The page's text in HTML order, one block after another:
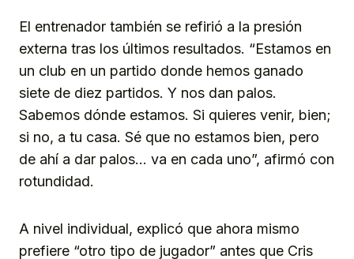
El entrenador también se refirió a la presión
externa tras los últimos resultados. “Estamos en
un club en un partido donde hemos ganado
siete de diez partidos. Y nos dan palos.
Sabemos dónde estamos. Si quieres venir, bien;
si no, a tu casa. Sé que no estamos bien, pero
de ahí a dar palos… va en cada uno”, afirmó con
rotundidad.
A nivel individual, explicó que ahora mismo
prefiere “otro tipo de jugador” antes que Cris